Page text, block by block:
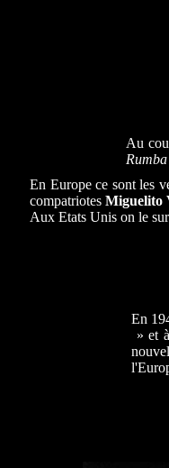
Au
En Europe ce sont les
compatriotes Miguelito
Aux Etats Unis on le
En
» et